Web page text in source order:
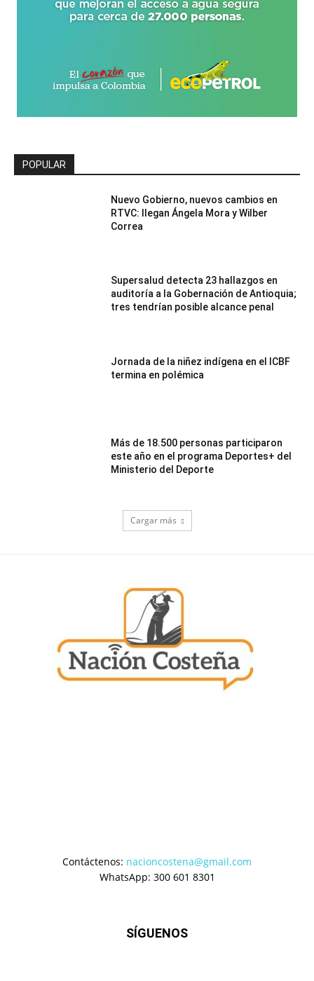
POPULAR
Nuevo Gobierno, nuevos cambios en
RTVC: llegan Ángela Mora y Wilber
Correa
Supersalud detecta 23 hallazgos en
auditoría a la Gobernación de Antioquia;
tres tendrían posible alcance penal
Jornada de la niñez indígena en el ICBF
termina en polémica
Más de 18.500 personas participaron
este año en el programa Deportes+ del
Ministerio del Deporte
Cargar más
Contáctenos: nacioncostena@gmail.com
WhatsApp: 300 601 8301
SÍGUENOS